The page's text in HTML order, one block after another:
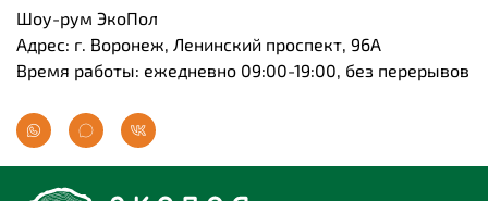
Шоу-рум ЭкоПол
Адрес: г. Воронеж, Ленинский проспект, 96А
Время работы: ежедневно 09:00-19:00, без перерывов